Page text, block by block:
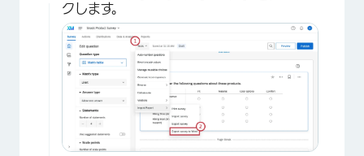
クします。